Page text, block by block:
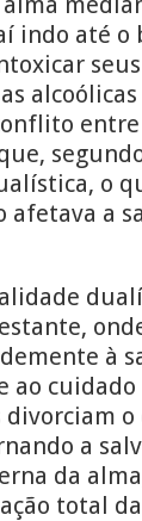
indo até o
o
afetava a
à
ao cuidado
a
da
total